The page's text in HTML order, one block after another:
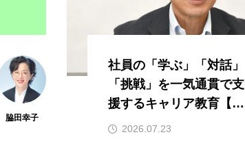
脇田幸子
社員の「学ぶ」「対話」
「挑戦」を一気通貫で支
援するキャリア教育【東
京ガス】
2026.07.23